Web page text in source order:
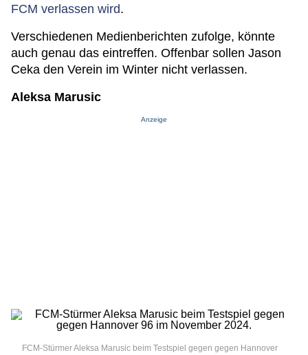
FCM verlassen wird.
Verschiedenen Medienberichten zufolge, könnte
auch genau das eintreffen. Offenbar sollen Jason
Ceka den Verein im Winter nicht verlassen.
Aleksa Marusic
Anzeige
FCM-Stürmer Aleksa Marusic beim Testspiel gegen gegen Hannover